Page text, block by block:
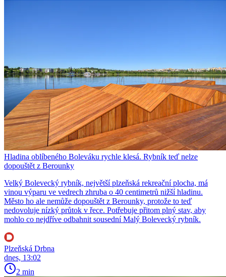
Hladina oblíbeného Boleváku rychle klesá. Rybník teď nelze
dopouštět z Berounky
Velký Bolevecký rybník, největší plzeňská rekreační plocha, má
vinou výparu ve vedrech zhruba o 40 centimetrů nižší hladinu.
Město ho ale nemůže dopouštět z Berounky, protože to teď
nedovoluje nízký průtok v řece. Potřebuje přitom plný stav, aby
mohlo co nejdříve odbahnit sousední Malý Bolevecký rybník.
Plzeňská Drbna
dnes, 13:02
2 min